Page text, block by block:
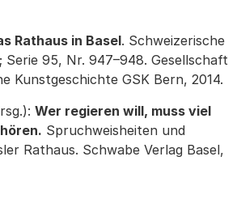
Rathaus in Basel. Schweizerische
Serie 95, Nr. 947–948. Gesellschaft
Kunstgeschichte GSK Bern, 2014.
Wer regieren will, muss viel
Spruchweisheiten und
Rathaus. Schwabe Verlag Basel,